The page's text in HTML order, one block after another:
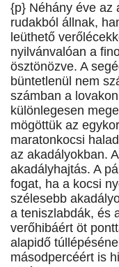
{p} Néhány éve az
rudakból állnak,
leüthető
nyilvánvalóan a
ösztönözve. A
büntetlenül nem
számban a
különlegesen
mögöttük az
maratonkocsi
az akadályokban.
akadályhajtás. A
fogat, ha a kocsi
szélesebb
a teniszlabdák, és
verőhibáért öt
alapidő
másodpercéért is